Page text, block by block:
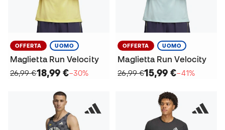
OFFERTA UOMO
Maglietta Run Velocity
26,99 €18,99 €−30%
OFFERTA UOMO
Maglietta Run Velocity
26,99 €15,99 €−41%